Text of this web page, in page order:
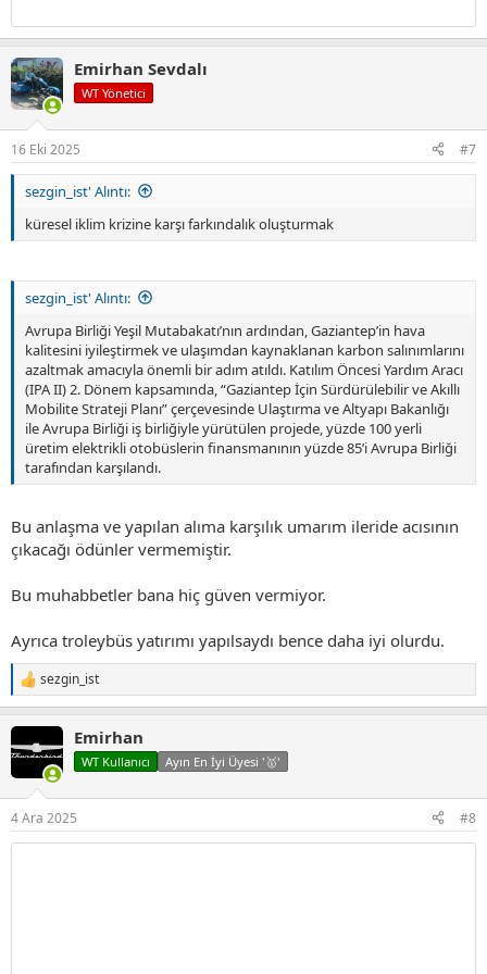
Emirhan Sevdalı
WT Yönetici
16 Eki 2025 #7
sezgin_ist' Alıntı:
küresel iklim krizine karşı farkındalık oluşturmak
sezgin_ist' Alıntı:
Avrupa Birliği Yeşil Mutabakatı’nın ardından, Gaziantep’in hava
kalitesini iyileştirmek ve ulaşımdan kaynaklanan karbon salınımlarını
azaltmak amacıyla önemli bir adım atıldı. Katılım Öncesi Yardım Aracı
(IPA II) 2. Dönem kapsamında, “Gaziantep İçin Sürdürülebilir ve Akıllı
Mobilite Strateji Planı” çerçevesinde Ulaştırma ve Altyapı Bakanlığı
ile Avrupa Birliği iş birliğiyle yürütülen projede, yüzde 100 yerli
üretim elektrikli otobüslerin finansmanının yüzde 85’i Avrupa Birliği
tarafından karşılandı.
Bu anlaşma ve yapılan alıma karşılık umarım ileride acısının
çıkacağı ödünler vermemiştir.
Bu muhabbetler bana hiç güven vermiyor.
Ayrıca troleybüs yatırımı yapılsaydı bence daha iyi olurdu.
T
e
i
sezgin_ist
Emirhan
WT Kullanıcı Ayın En İyi Üyesi '🥇'
4 Ara 2025 #8